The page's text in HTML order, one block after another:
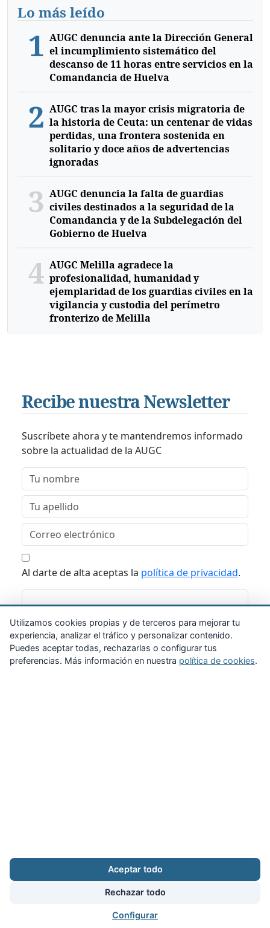
Lo más leído
1 AUGC denuncia ante la Dirección General
el incumplimiento sistemático del
descanso de 11 horas entre servicios en la
Comandancia de Huelva
2 AUGC tras la mayor crisis migratoria de
la historia de Ceuta: un centenar de vidas
perdidas, una frontera sostenida en
solitario y doce años de advertencias
ignoradas
3 AUGC denuncia la falta de guardias
civiles destinados a la seguridad de la
Comandancia y de la Subdelegación del
Gobierno de Huelva
4 AUGC Melilla agradece la
profesionalidad, humanidad y
ejemplaridad de los guardias civiles en la
vigilancia y custodia del perímetro
fronterizo de Melilla
Recibe nuestra Newsletter
Suscríbete ahora y te mantendremos informado
sobre la actualidad de la AUGC
Al darte de alta aceptas la política de privacidad.
Suscribirme
Aviso legal · Cookies · Configurar cookies · Privacidad · Contacto
Calle Puerto Rico, 29 local C · 28016 Madrid
augc@augc.org
91 362 45 86
Facebook
Utilizamos cookies propias y de terceros para mejorar tu
experiencia, analizar el tráfico y personalizar contenido.
Puedes aceptar todas, rechazarlas o configurar tus
preferencias. Más información en nuestra política de cookies.
Aceptar todo
Rechazar todo
Configurar